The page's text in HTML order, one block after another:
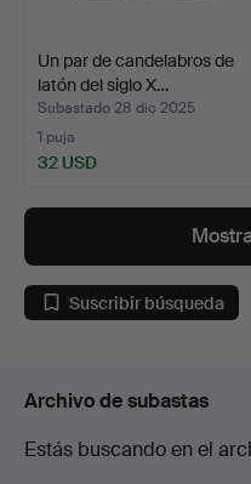
Un par de candelabros de
latón del siglo X…
Subastado 28 dic 2025
1 puja
32 USD
Suscribir búsqueda
Archivo de subastas
Estás buscando en el